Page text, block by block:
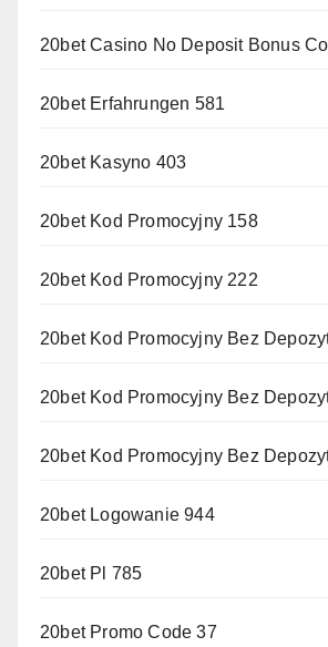
20bet Casino No Deposit Bonus
20bet Erfahrungen 581
20bet Kasyno 403
20bet Kod Promocyjny 158
20bet Kod Promocyjny 222
20bet Kod Promocyjny Bez
20bet Kod Promocyjny Bez
20bet Kod Promocyjny Bez
20bet Logowanie 944
20bet Pl 785
20bet Promo Code 37